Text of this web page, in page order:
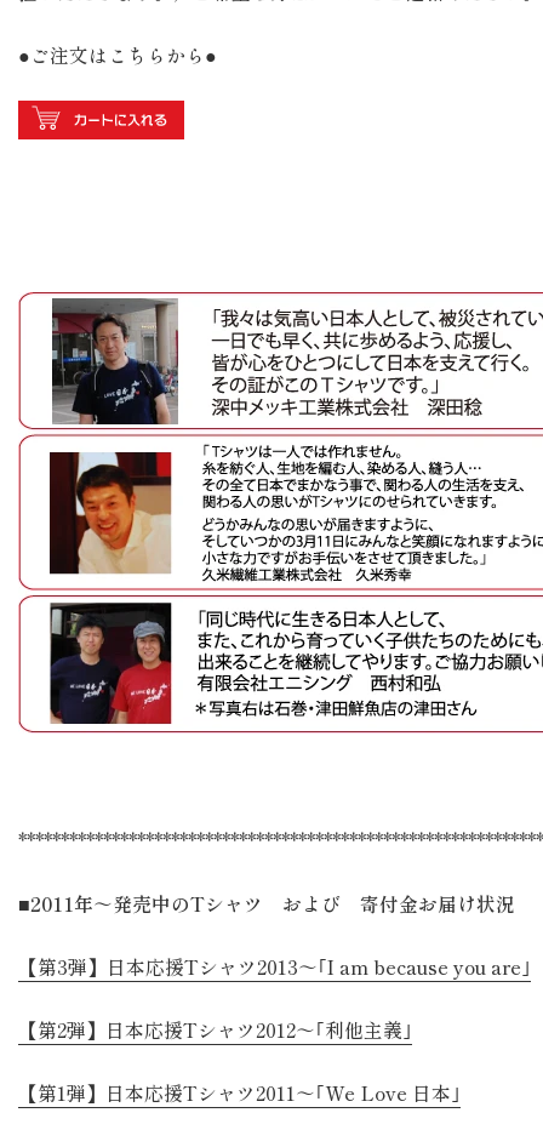
●ご注文はこちらから●
■2011年～発売中のTシャツ および 寄付金お届け状況
【第3弾】日本応援Tシャツ2013～｢I am because you are｣
【第2弾】日本応援Tシャツ2012～｢利他主義｣
【第1弾】日本応援Tシャツ2011～｢We Love 日本｣